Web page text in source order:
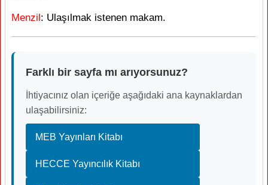
Menzil: Ulaşılmak istenen makam.
Farklı bir sayfa mı arıyorsunuz?
İhtiyacınız olan içeriğe aşağıdaki ana kaynaklardan
ulaşabilirsiniz:
MEB Yayınları Kitabı
HECCE Yayıncılık Kitabı